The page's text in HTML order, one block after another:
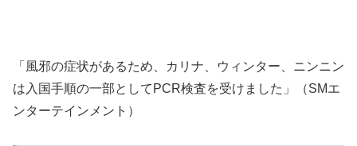
「風邪の症状があるため、カリナ、ウィンター、ニンニン
は入国手順の一部としてPCR検査を受けました」（SMエ
ンターテインメント）